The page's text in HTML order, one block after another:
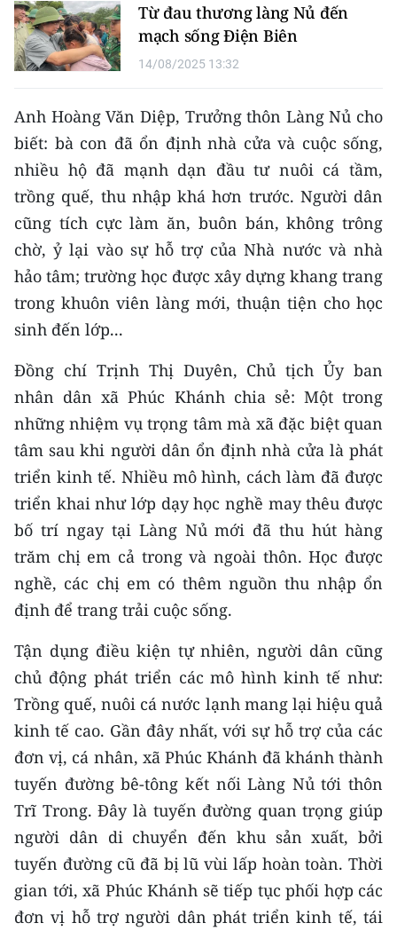
Từ đau thương làng Nủ đến
mạch sống Điện Biên
14/08/2025 13:32
Anh Hoàng Văn Diệp, Trưởng thôn Làng Nủ cho
biết: bà con đã ổn định nhà cửa và cuộc sống,
nhiều hộ đã mạnh dạn đầu tư nuôi cá tầm,
trồng quế, thu nhập khá hơn trước. Người dân
cũng tích cực làm ăn, buôn bán, không trông
chờ, ỷ lại vào sự hỗ trợ của Nhà nước và nhà
hảo tâm; trường học được xây dựng khang trang
trong khuôn viên làng mới, thuận tiện cho học
sinh đến lớp...
Đồng chí Trịnh Thị Duyên, Chủ tịch Ủy ban
nhân dân xã Phúc Khánh chia sẻ: Một trong
những nhiệm vụ trọng tâm mà xã đặc biệt quan
tâm sau khi người dân ổn định nhà cửa là phát
triển kinh tế. Nhiều mô hình, cách làm đã được
triển khai như lớp dạy học nghề may thêu được
bố trí ngay tại Làng Nủ mới đã thu hút hàng
trăm chị em cả trong và ngoài thôn. Học được
nghề, các chị em có thêm nguồn thu nhập ổn
định để trang trải cuộc sống.
Tận dụng điều kiện tự nhiên, người dân cũng
chủ động phát triển các mô hình kinh tế như:
Trồng quế, nuôi cá nước lạnh mang lại hiệu quả
kinh tế cao. Gần đây nhất, với sự hỗ trợ của các
đơn vị, cá nhân, xã Phúc Khánh đã khánh thành
tuyến đường bê-tông kết nối Làng Nủ tới thôn
Trĩ Trong. Đây là tuyến đường quan trọng giúp
người dân di chuyển đến khu sản xuất, bởi
tuyến đường cũ đã bị lũ vùi lấp hoàn toàn. Thời
gian tới, xã Phúc Khánh sẽ tiếp tục phối hợp các
đơn vị hỗ trợ người dân phát triển kinh tế, tái